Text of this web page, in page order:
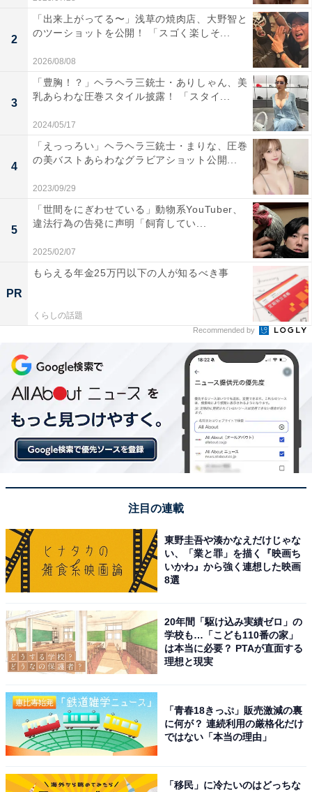
2
「出来上がってる〜」浅草の焼肉店、大野智と
のツーショットを公開！ 「スゴく楽しそ...
2026/08/08
3
「豊胸！？」ヘラヘラ三銃士・ありしゃん、美
乳あらわな圧巻スタイル披露！ 「スタイ...
2024/05/17
4
「えっっろい」ヘラヘラ三銃士・まりな、圧巻
の美バストあらわなグラビアショット公開...
2023/09/29
5
「世間をにぎわせている」動物系YouTuber、
違法行為の告発に声明「飼育してい...
2025/02/07
PR
もらえる年金25万円以下の人が知るべき事
くらしの話題
Recommended by
注目の連載
東野圭吾や湊かなえだけじゃな
い、「業と罪」を描く『映画ち
いかわ』から強く連想した映画
8選
20年間「駆け込み実績ゼロ」の
学校も…「こども110番の家」
は本当に必要？ PTAが直面する
理想と現実
「青春18きっぷ」販売激減の裏
に何が？ 連続利用の厳格化だけ
ではない「本当の理由」
「移民」に冷たいのはどっちな